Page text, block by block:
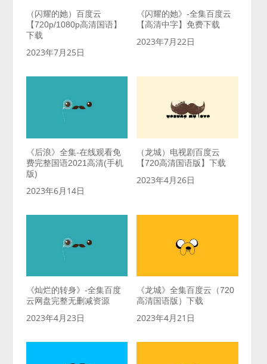
（闪耀的她）百度云
【720p/1080p高清国语】
下载
2023年7月25日
《闪耀的她》-全集百度云
【高清中字】免费下载
2023年7月22日
《后浪》全集-在线观看免
费完整国语2021高清(手机
版)
2023年6月14日
（龙城）电视剧百度云
【720高清国语版】下载
2023年4月26日
《灿烂的转身》-全集百度
云网盘完整无删减资源
2023年4月23日
《龙城》全集百度云（720
高清国语版）下载
2023年4月21日